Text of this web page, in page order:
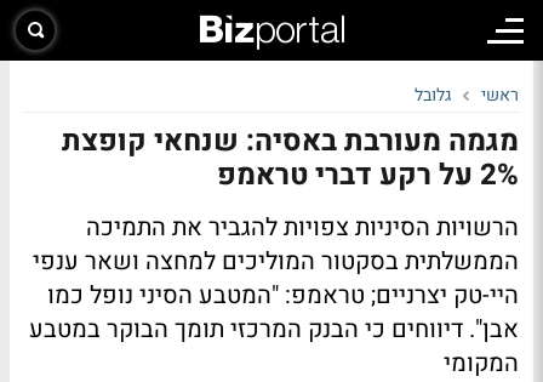
ראשי גלובל
מגמה מעורבת באסיה: שנחאי קופצת
2% על רקע דברי טראמפ
הרשויות הסיניות צפויות להגביר את התמיכה
הממשלתית בסקטור המוליכים למחצה ושאר ענפי
היי-טק יצרניים; טראמפ: "המטבע הסיני נופל כמו
אבן". דיווחים כי הבנק המרכזי תומך הבוקר במטבע
המקומי